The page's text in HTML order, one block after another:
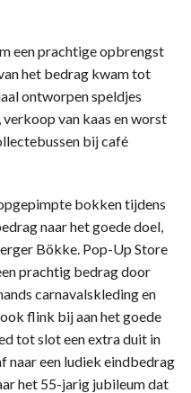
een prachtige opbrengst
het bedrag kwam tot
ontworpen speldjes
van kaas en worst
bij café
bokken tijdens
naar het goede doel,
Bökke. Pop-Up Store
prachtig bedrag door
carnavalskleding en
flink bij aan het goede
tot slot een extra duit in
naar een ludiek eindbedrag
het 55-jarig jubileum dat